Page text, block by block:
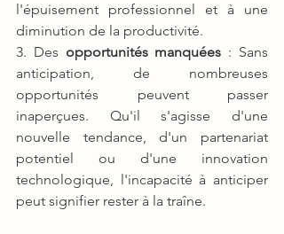
l'épuisement professionnel et à une
diminution de la productivité.
3. Des opportunités manquées : Sans
anticipation, de nombreuses
opportunités peuvent passer
inaperçues. Qu'il s'agisse d'une
nouvelle tendance, d'un partenariat
potentiel ou d'une innovation
technologique, l'incapacité à anticiper
peut signifier rester à la traîne.